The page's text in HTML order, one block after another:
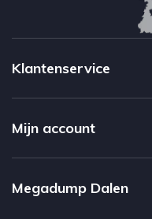
Klantenservice
Mijn account
Megadump Dalen